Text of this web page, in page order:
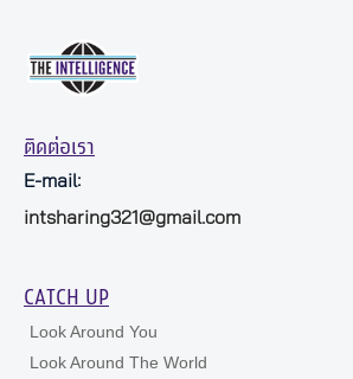
ติดต่อเรา
E-mail:
intsharing321@gmail.com
CATCH UP
Look Around You
Look Around The World